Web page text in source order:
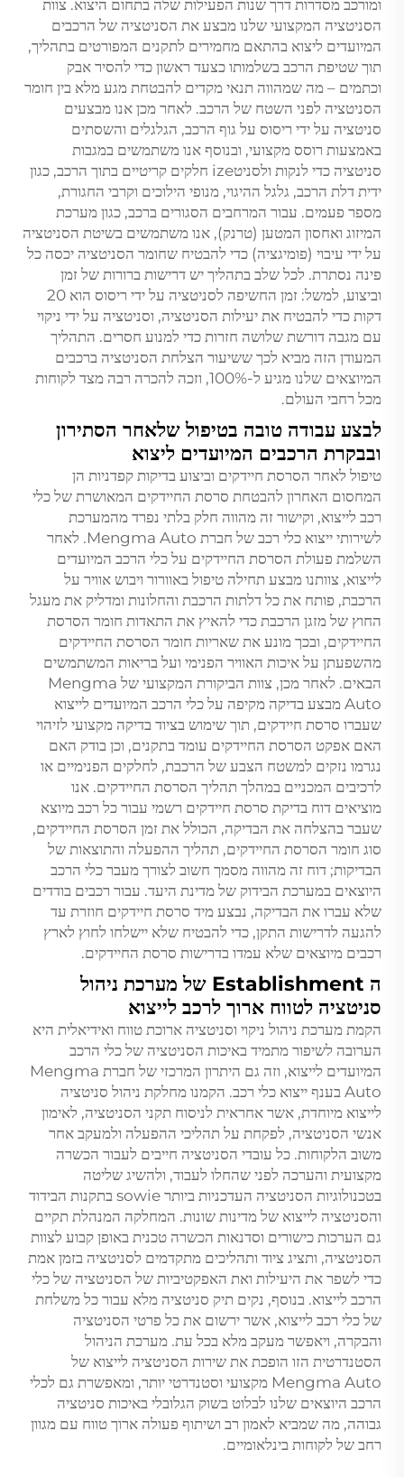
ומורכב מסדרות דרך שנות הפעילות שלה בתחום היצוא. צוות
הסניטציה המקצועי שלנו מבצע את הסניטציה של הרכבים
המיועדים ליצוא בהתאם מחמירים לתקנים המפורטים בתהליך,
תוך שטיפת הרכב בשלמותו כצעד ראשון כדי להסיר אבק
וכתמים – מה שמהווה תנאי מקדים להבטחת מגע מלא בין חומר
הסניטציה לפני השטח של הרכב. לאחר מכן אנו מבצעים
סניטציה על ידי ריסוס על גוף הרכב, הגלגלים והשסתים
באמצעות רוסס מקצועי, ובנוסף אנו משתמשים במגבות
סניטציה כדי לנקות ולסניטize חלקים קריטיים בתוך הרכב, כגון
ידית דלת הרכב, גלגל ההיגוי, מנופי הילוכים וקרבי החגורת,
מספר פעמים. עבור המרחבים הסגורים ברכב, כגון מערכת
המיזוג ואחסון המטען (טרנק), אנו משתמשים בשיטת הסניטציה
על ידי עיבוי (פומיגציה) כדי להבטיח שחומר הסניטציה יכסה כל
פינה נסתרת. לכל שלב בתהליך יש דרישות ברורות של זמן
וביצוע, למשל: זמן החשיפה לסניטציה על ידי ריסוס הוא 20
דקות כדי להבטיח את יעילות הסניטציה, וסניטציה על ידי ניקוי
עם מגבה דורשת שלושה חזרות כדי למנוע חסרים. התהליך
המעודן הזה מביא לכך ששיעור הצלחת הסניטציה ברכבים
המיוצאים שלנו מגיע ל-100%, וזכה להכרה רבה מצד לקוחות
מכל רחבי העולם.
לבצע עבודה טובה בטיפול שלאחר הסתירון
ובבקרת הרכבים המיועדים ליצוא
טיפול לאחר הסרסת חיידקים וביצוע בדיקות קפדניות הן
המחסום האחרון להבטחת סרסת החיידקים המאושרת של כלי
רכב לייצוא, וקישור זה מהווה חלק בלתי נפרד מהמערכת
לשירותי ייצוא כלי רכב של חברת Mengma Auto. לאחר
השלמת פעולת הסרסת החיידקים על כלי הרכב המיועדים
לייצוא, צוותנו מבצע תחילה טיפול באוורור ויבוש אוויר על
הרכבת, פותח את כל דלתות הרכבת והחלונות ומדליק את מעגל
החוץ של מזגן הרכבת כדי להאיץ את התאדות חומר הסרסת
החיידקים, ובכך מונע את שאריות חומר הסרסת החיידקים
מהשפעתן על איכות האוויר הפנימי ועל בריאות המשתמשים
הבאים. לאחר מכן, צוות הביקורת המקצועי של Mengma
Auto מבצע בדיקה מקיפה על כלי הרכב המיועדים לייצוא
שעברו סרסת חיידקים, תוך שימוש בציוד בדיקה מקצועי לזיהוי
האם אפקט הסרסת החיידקים עומד בתקנים, וכן בודק האם
נגרמו נזקים למשטח הצבע של הרכבת, לחלקים הפנימיים או
לרכיבים המכניים במהלך תהליך הסרסת החיידקים. אנו
מוציאים דוח בדיקת סרסת חיידקים רשמי עבור כל רכב מיוצא
שעבר בהצלחה את הבדיקה, הכולל את זמן הסרסת החיידקים,
סוג חומר הסרסת החיידקים, תהליך ההפעלה והתוצאות של
הבדיקות; דוח זה מהווה מסמך חשוב לצורך מעבר כלי הרכב
היוצאים במערכת הבידוק של מדינת היעד. עבור רכבים בודדים
שלא עברו את הבדיקה, נבצע מיד סרסת חיידקים חוזרת עד
להגעה לדרישות התקן, כדי להבטיח שלא יישלחו לחוץ לארץ
רכבים מיוצאים שלא עמדו בדרישות סרסת החיידקים.
ה Establishment של מערכת ניהול
סניטציה לטווח ארוך לרכב לייצוא
הקמת מערכת ניהול ניקוי וסניטציה ארוכת טווח ואידיאלית היא
הערובה לשיפור מתמיד באיכות הסניטציה של כלי הרכב
המיועדים לייצוא, וזה גם היתרון המרכזי של חברת Mengma
Auto בענף ייצוא כלי רכב. הקמנו מחלקת ניהול סניטציה
לייצוא מיוחדת, אשר אחראית לניסוח תקני הסניטציה, לאימון
אנשי הסניטציה, לפקחת על תהליכי ההפעלה ולמעקב אחר
משוב הלקוחות. כל עובדי הסניטציה חייבים לעבור הכשרה
מקצועית והערכה לפני שהחלו לעבוד, ולהשיג שליטה
בטכנולוגיות הסניטציה העדכניות ביותר sowie בתקנות הבידוד
והסניטציה לייצוא של מדינות שונות. המחלקה המנהלת תקיים
גם הערכות כישורים וסדנאות הכשרה טכנית באופן קבוע לצוות
הסניטציה, ותציג ציוד ותהליכים מתקדמים לסניטציה בזמן אמת
כדי לשפר את היעילות ואת האפקטיביות של הסניטציה של כלי
הרכב לייצוא. בנוסף, נקים תיק סניטציה מלא עבור כל משלחת
של כלי רכב לייצוא, אשר ירשום את כל פרטי הסניטציה
והבקרה, ויאפשר מעקב מלא בכל עת. מערכת הניהול
הסטנדרטית הזו הופכת את שירות הסניטציה לייצוא של
Mengma Auto מקצועי וסטנדרטי יותר, ומאפשרת גם לכלי
הרכב היוצאים שלנו לבלוט בשוק הגלובלי באיכות סניטציה
גבוהה, מה שמביא לאמון רב ושיתוף פעולה ארוך טווח עם מגוון
רחב של לקוחות בינלאומיים.